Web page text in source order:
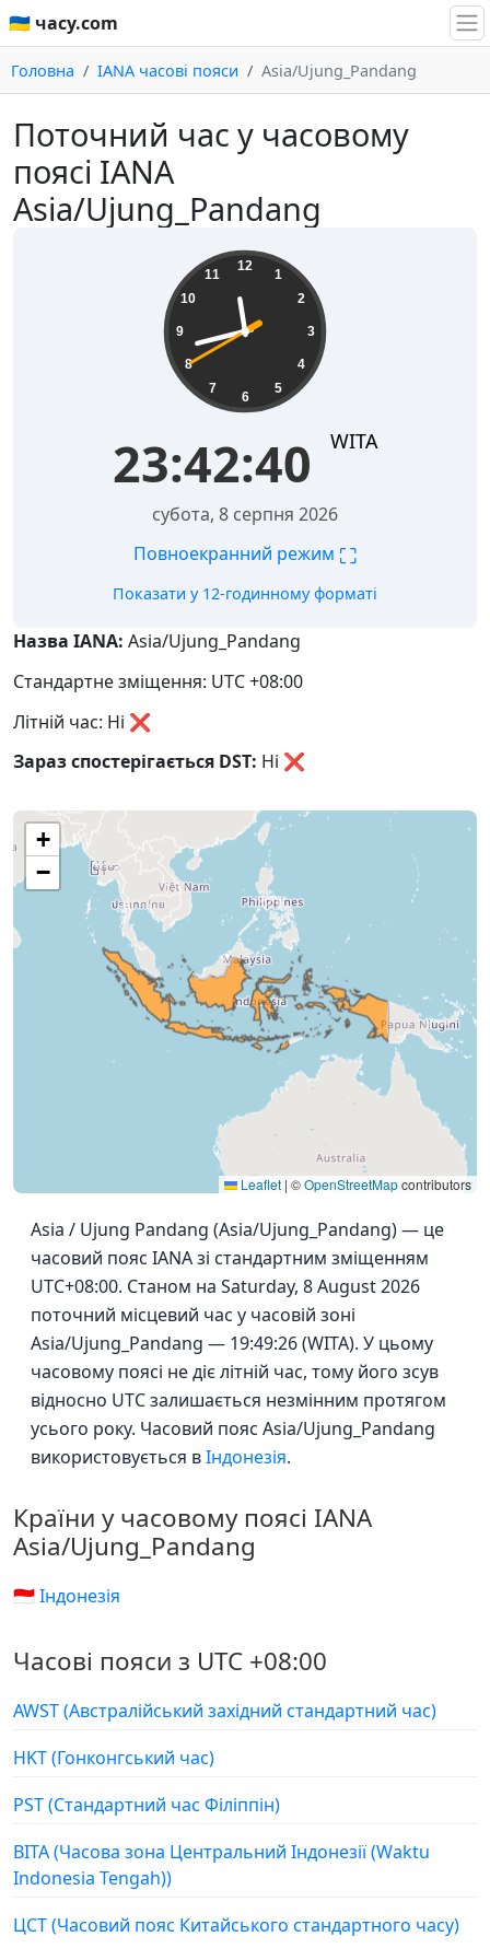
🇺🇦 часу.com
Головна IANA часові пояси Asia/Ujung_Pandang
Поточний час у часовому
поясі IANA
Asia/Ujung_Pandang
12
1
2
3
4
5
6
7
8
9
10
11
23:42:40 WITA
субота, 8 серпня 2026
Повноекранний режим ⛶
Показати у 12-годинному форматі
Назва IANA: Asia/Ujung_Pandang
Стандартне зміщення: UTC +08:00
Літній час: Ні ❌
Зараз спостерігається DST: Ні ❌
+
−
Leaflet | ©OpenStreetMapcontributors
Asia / Ujung Pandang (Asia/Ujung_Pandang) — це
часовий пояс IANA зі стандартним зміщенням
UTC+08:00. Станом на Saturday, 8 August 2026
поточний місцевий час у часовій зоні
Asia/Ujung_Pandang — 19:49:26 (WITA). У цьому
часовому поясі не діє літній час, тому його зсув
відносно UTC залишається незмінним протягом
усього року. Часовий пояс Asia/Ujung_Pandang
використовується вІндонезія.
Країни у часовому поясі IANA
Asia/Ujung_Pandang
🇮🇩 Індонезія
Часові пояси з UTC +08:00
AWST (Австралійський західний стандартний час)
HKT (Гонконгський час)
PST (Стандартний час Філіппін)
ВІТА (Часова зона Центральний Індонезії (Waktu
Indonesia Tengah))
ЦСТ (Часовий пояс Китайського стандартного часу)